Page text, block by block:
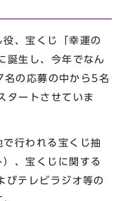
、宝くじ「幸運の
誕生し、今年でなん
の応募の中から5名
タートさせていま
行われる宝くじ抽
、宝くじに関する
びテレビラジオ等の